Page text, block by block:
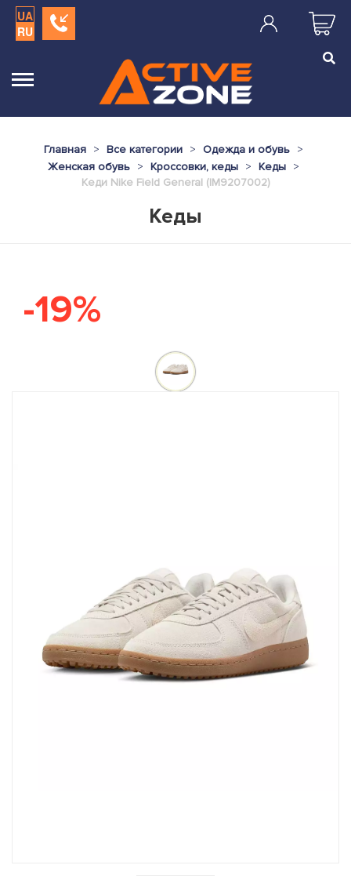
UA
RU
Главная Все категории
Одежда и обувь
Женская обувь
Кроссовки, кеды
Кеды
Кеди Nike Field General (IM9207002)
Кеды
-19%